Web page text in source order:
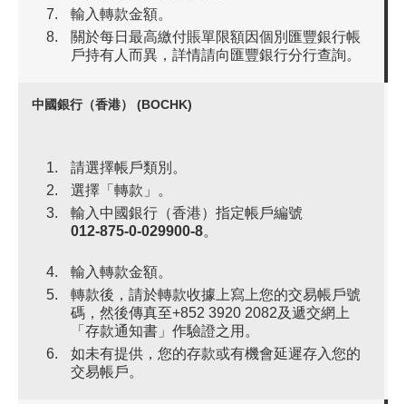
輸入轉款金額。
關於每日最高繳付賬單限額因個別匯豐銀行帳
戶持有人而異，詳情請向匯豐銀行分行查詢。
中國銀行（香港） (BOCHK)
請選擇帳戶類別。
選擇「轉款」。
輸入中國銀行（香港）指定帳戶編號
012-875-0-029900-8。
輸入轉款金額。
轉款後，請於轉款收據上寫上您的交易帳戶號
碼，然後傳真至+852 3920 2082及遞交網上
「存款通知書」作驗證之用。
如未有提供，您的存款或有機會延遲存入您的
交易帳戶。